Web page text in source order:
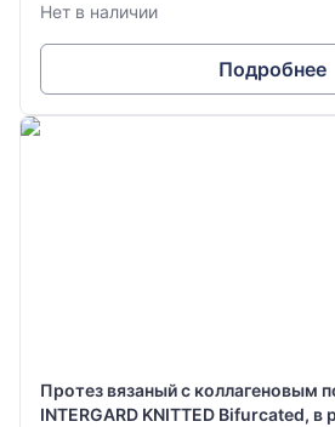
Нет в наличии
Подробнее
Протез вязаный с коллагеновым
INTERGARD KNITTED Bifurcated,